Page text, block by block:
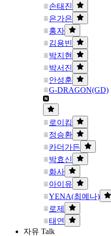
손태진
은가은
홍자
김용빈
박지현
박서진
안성훈
G-DRAGON(GD)
로이킴
정승환
카더가든
박효신
화사
아이유
YENA(최예나)
로제
태연
자유 Talk